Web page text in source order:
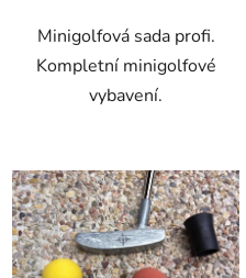
Minigolfová sada profi.
Kompletní minigolfové
vybavení.